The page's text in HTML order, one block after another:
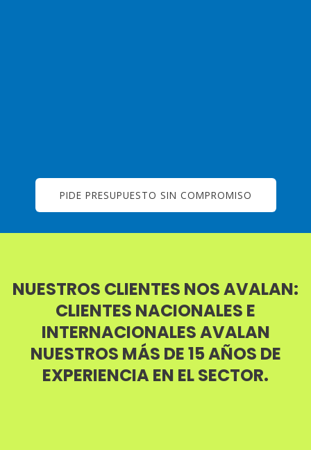
PIDE PRESUPUESTO SIN COMPROMISO
NUESTROS CLIENTES NOS AVALAN:
CLIENTES NACIONALES E
INTERNACIONALES AVALAN
NUESTROS MÁS DE 15 AÑOS DE
EXPERIENCIA EN EL SECTOR.